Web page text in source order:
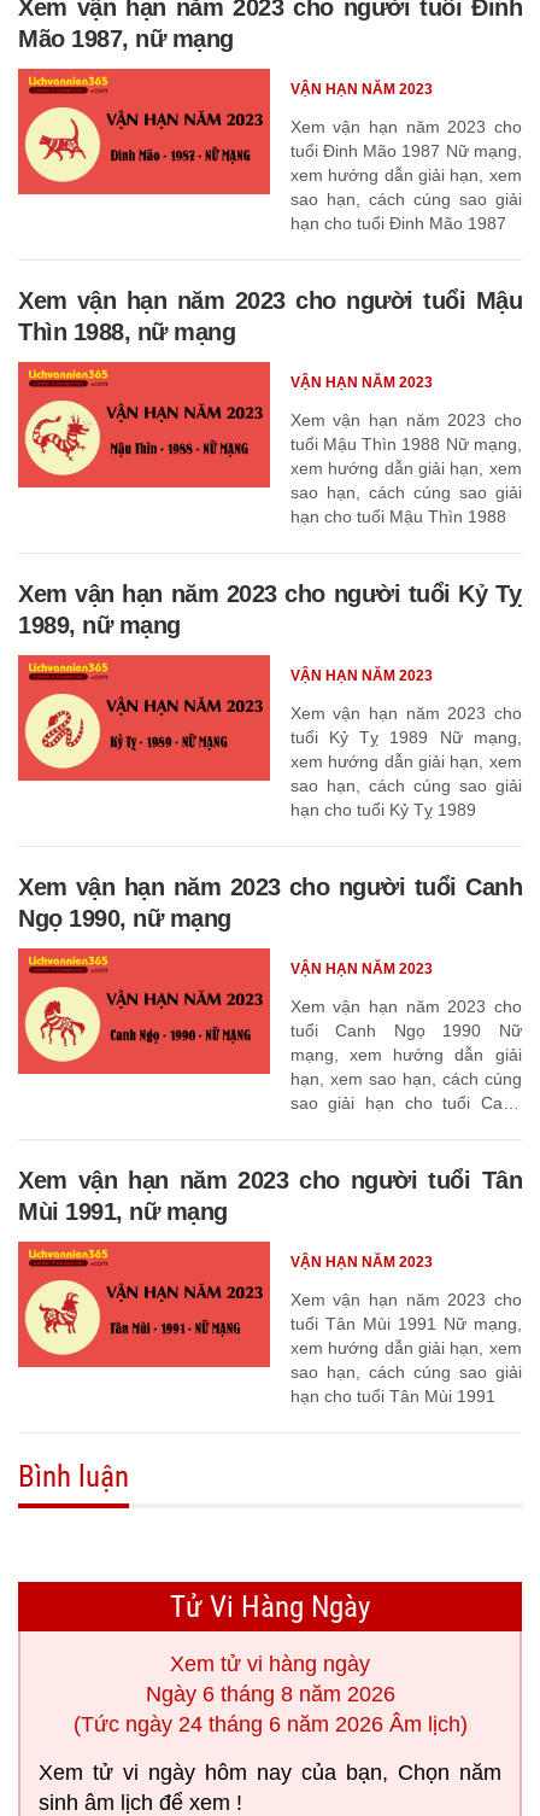
Xem vận hạn năm 2023 cho người tuổi Đinh
Mão 1987, nữ mạng
Xem vận hạn năm 2023 cho
tuổi Đinh Mão 1987 Nữ mạng,
xem hướng dẫn giải hạn, xem
sao hạn, cách cúng sao giải
hạn cho tuổi Đinh Mão 1987
VẬN HẠN NĂM 2023
Xem vận hạn năm 2023 cho người tuổi Mậu
Thìn 1988, nữ mạng
Xem vận hạn năm 2023 cho
tuổi Mậu Thìn 1988 Nữ mạng,
xem hướng dẫn giải hạn, xem
sao hạn, cách cúng sao giải
hạn cho tuổi Mậu Thìn 1988
VẬN HẠN NĂM 2023
Xem vận hạn năm 2023 cho người tuổi Kỷ Tỵ
1989, nữ mạng
Xem vận hạn năm 2023 cho
tuổi Kỷ Tỵ 1989 Nữ mạng,
xem hướng dẫn giải hạn, xem
sao hạn, cách cúng sao giải
hạn cho tuổi Kỷ Tỵ 1989
VẬN HẠN NĂM 2023
Xem vận hạn năm 2023 cho người tuổi Canh
Ngọ 1990, nữ mạng
Xem vận hạn năm 2023 cho
tuổi Canh Ngọ 1990 Nữ
mạng, xem hướng dẫn giải
hạn, xem sao hạn, cách cúng
sao giải hạn cho tuổi Canh
VẬN HẠN NĂM 2023
Xem vận hạn năm 2023 cho người tuổi Tân
Mùi 1991, nữ mạng
Xem vận hạn năm 2023 cho
tuổi Tân Mùi 1991 Nữ mạng,
xem hướng dẫn giải hạn, xem
sao hạn, cách cúng sao giải
hạn cho tuổi Tân Mùi 1991
VẬN HẠN NĂM 2023
Bình luận
Tử Vi Hàng Ngày
Xem tử vi hàng ngày
Ngày 6 tháng 8 năm 2026
(Tức ngày 24 tháng 6 năm 2026 Âm lịch)
Xem tử vi ngày hôm nay của bạn, Chọn năm
sinh âm lịch để xem !